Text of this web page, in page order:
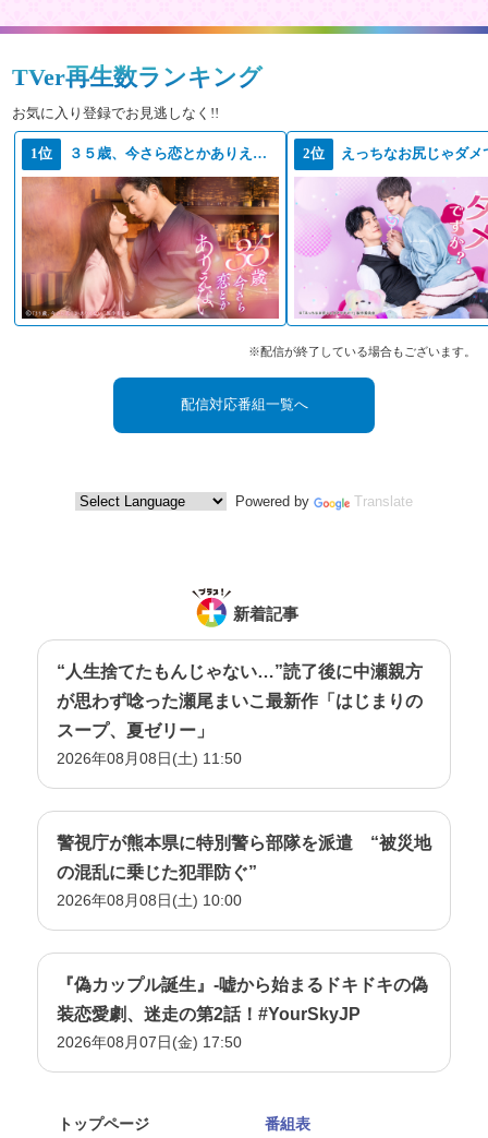
TVer再生数ランキング
お気に入り登録でお見逃しなく!!
1位 ３５歳、今さら恋とかありえない 2位 えっちなお尻じゃダメ
※配信が終了している場合もございます。
配信対応番組一覧へ
Powered by Translate
新着記事
“人生捨てたもんじゃない…”読了後に中瀬親方
が思わず唸った瀬尾まいこ最新作「はじまりの
スープ、夏ゼリー」
2026年08月08日(土) 11:50
警視庁が熊本県に特別警ら部隊を派遣 “被災地
の混乱に乗じた犯罪防ぐ”
2026年08月08日(土) 10:00
『偽カップル誕生』-嘘から始まるドキドキの偽
装恋愛劇、迷走の第2話！#YourSkyJP
2026年08月07日(金) 17:50
トップページ 番組表